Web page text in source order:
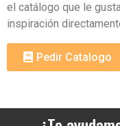
el catálogo que le
inspiración
Pedir Catalogo